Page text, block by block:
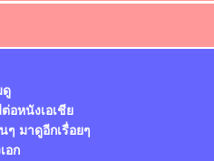
ดู
ต่อหนังเอเชี
ๆ มาดูอีกเรื่อยๆ
อก